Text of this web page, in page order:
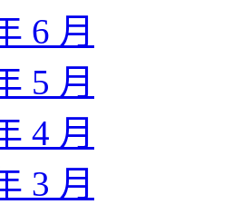
6 月
5 月
4 月
3 月